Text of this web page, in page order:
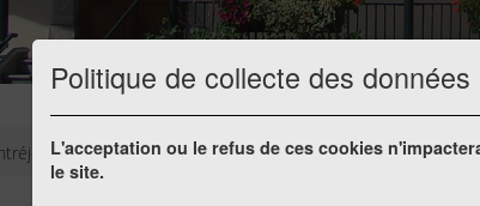
Politique de collecte des données
L'acceptation ou le refus de ces cookies
le site.
Délibérations du Conseil Municipal de l'année 2002